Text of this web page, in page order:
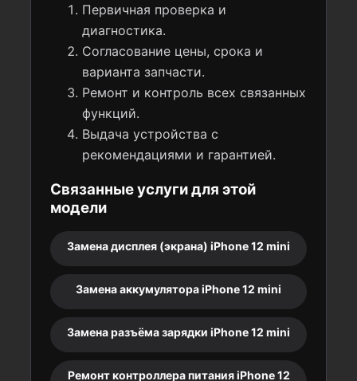
Первичная проверка и
диагностика.
Согласование цены, срока и
варианта запчасти.
Ремонт и контроль всех связанных
функций.
Выдача устройства с
рекомендациями и гарантией.
Связанные услуги для этой
модели
Замена дисплея (экрана) iPhone 12 mini
Замена аккумулятора iPhone 12 mini
Замена разъёма зарядки iPhone 12 mini
Ремонт контроллера питания iPhone 12